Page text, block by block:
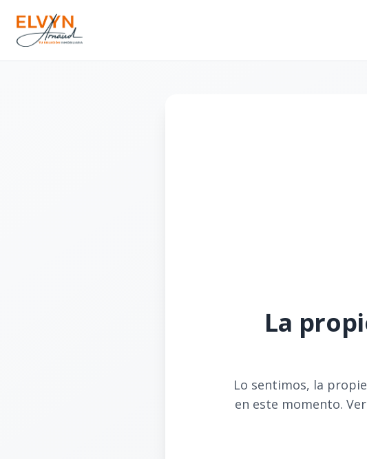
La
Lo sentimos, la
en este momento.